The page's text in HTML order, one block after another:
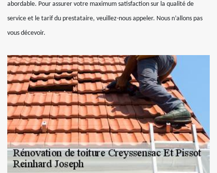
abordable. Pour assurer votre maximum satisfaction sur la qualité de
service et le tarif du prestataire, veuillez-nous appeler. Nous n’allons pas
vous décevoir.